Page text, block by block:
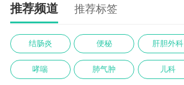
推荐频道 推荐标签
结肠炎 便秘 肝胆外科
哮喘 肺气肿 儿科